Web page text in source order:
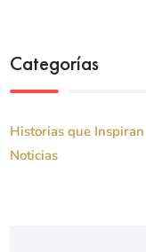
Categorías
Historias que Inspiran
Noticias